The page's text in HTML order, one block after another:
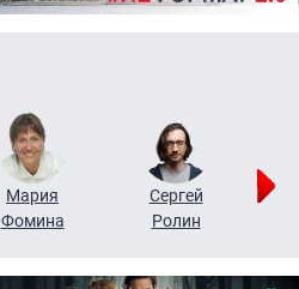
Мария
Фомина
Сергей
Ролин